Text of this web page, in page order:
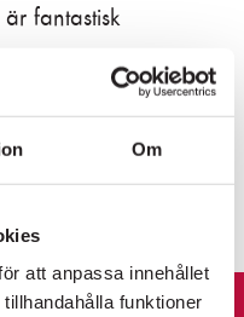
Om
att anpassa innehållet
funktioner
fantastisk
och